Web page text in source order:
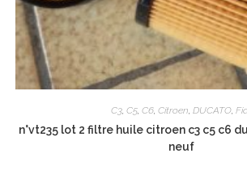
C3, C5, C6, Citroen, DUCATO,
n°vt235 lot 2 filtre huile citroen c3 c5 c6
neuf